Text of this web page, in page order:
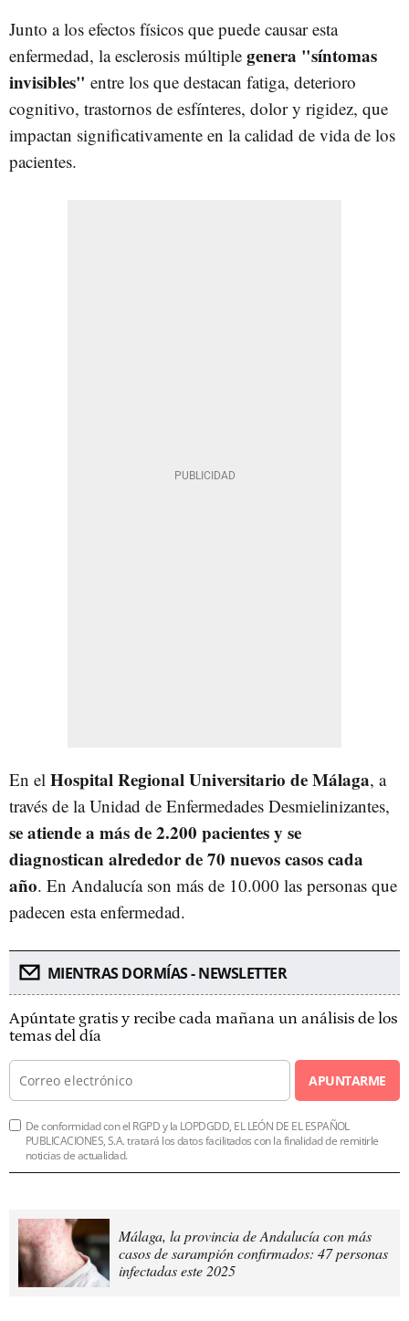
Junto a los efectos físicos que puede causar esta
enfermedad, la esclerosis múltiple genera "síntomas
invisibles" entre los que destacan fatiga, deterioro
cognitivo, trastornos de esfínteres, dolor y rigidez, que
impactan significativamente en la calidad de vida de los
pacientes.
En el Hospital Regional Universitario de Málaga, a
través de la Unidad de Enfermedades Desmielinizantes,
se atiende a más de 2.200 pacientes y se
diagnostican alrededor de 70 nuevos casos cada
año. En Andalucía son más de 10.000 las personas que
padecen esta enfermedad.
MIENTRAS DORMÍAS - NEWSLETTER
Apúntate gratis y recibe cada mañana un análisis de los
temas del día
APUNTARME
De conformidad con el RGPD y la LOPDGDD, EL LEÓN DE EL ESPAÑOL
PUBLICACIONES, S.A. tratará los datos facilitados con la finalidad de remitirle
noticias de actualidad.
Málaga, la provincia de Andalucía con más
casos de sarampión confirmados: 47 personas
infectadas este 2025